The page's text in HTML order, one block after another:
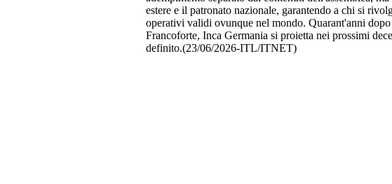
estere e il patronato nazionale, garantendo a chi si
operativi validi ovunque nel mondo. Quarant'anni
Francoforte, Inca Germania si proietta nei prossimi
definito.(23/06/2026-ITL/ITNET)